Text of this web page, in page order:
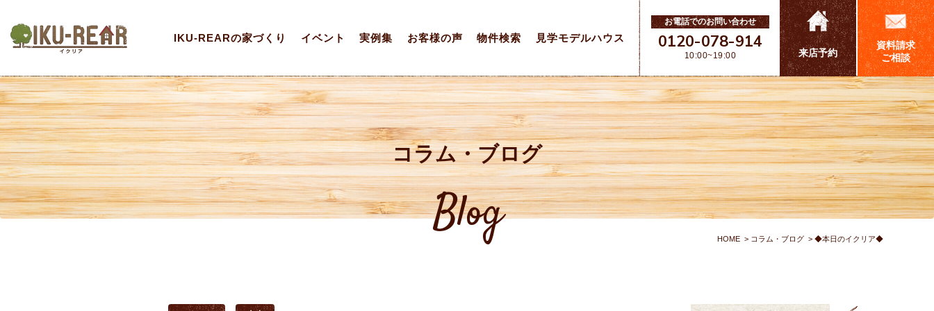
IKU-REARの家づくり イベント 実例集 お客様の声 物件検索 見学モデルハウス
お電話でのお問い合わせ
0120-078-914
10:00~19:00 来店予約
資料請求
ご相談
コラム・ブログ
Blog HOME コラム・ブログ ◆本日のイクリア◆